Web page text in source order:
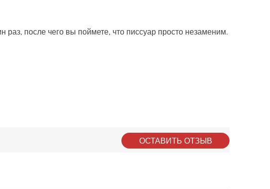
раз, после чего вы поймете, что писсуар просто незаменим.
ОСТАВИТЬ ОТЗЫВ